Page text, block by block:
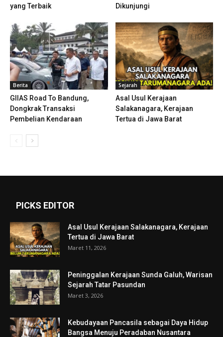
yang Terbaik
Dikunjungi
Berita
GIIAS Road To Bandung,
Dongkrak Transaksi
Pembelian Kendaraan
Sejarah
Asal Usul Kerajaan
Salakanagara, Kerajaan
Tertua di Jawa Barat
PICKS EDITOR
Asal Usul Kerajaan Salakanagara, Kerajaan
Tertua di Jawa Barat
Maret 11, 2026
Peninggalan Kerajaan Sunda Galuh, Warisan
Sejarah Tatar Pasundan
Maret 3, 2026
Kebudayaan Pancasila sebagai Daya Hidup
Bangsa Menuju Peradaban Nusantara